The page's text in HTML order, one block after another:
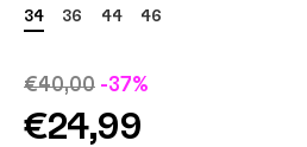
34 36 44 46
€40,00 -37%
€24,99